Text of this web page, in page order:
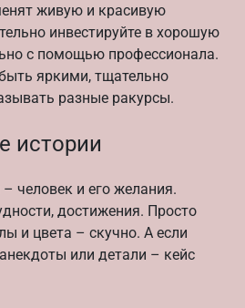
живую и красивую
инвестируйте в хорошую
с помощью профессионала.
яркими, тщательно
разные ракурсы.
истории
человек и его желания.
достижения. Просто
и цвета – скучно. А если
или детали – кейс